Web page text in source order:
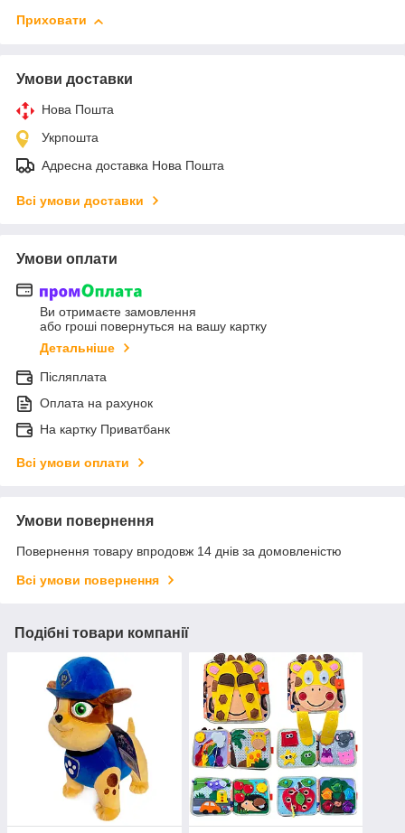
Приховати
Умови доставки
Нова Пошта
Укрпошта
Адресна доставка Нова Пошта
Всі умови доставки
Умови оплати
Ви отримаєте замовлення
або гроші повернуться на вашу картку
Детальніше
Післяплата
Оплата на рахунок
На картку Приватбанк
Всі умови оплати
Умови повернення
Повернення товару впродовж 14 днів за домовленістю
Всі умови повернення
Подібні товари компанії